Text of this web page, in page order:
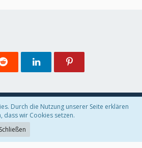
Kontakt Impressum
WoltLab Suite™ 5.2.21
Durch die Nutzung unserer Seite erklären
dass wir Cookies setzen.
Schließen